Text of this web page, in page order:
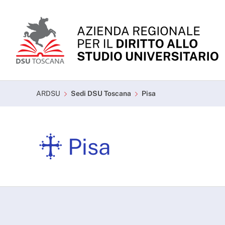
Pisa - ARDSU
ARDSU Sedi DSU Toscana Pisa
Pisa